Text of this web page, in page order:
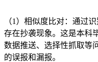
（1）相似度比对：通过
存在抄袭现象。这是本科
数据推送、选择性抓取等
的误报和漏报。